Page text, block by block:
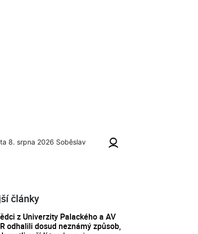
8. srpna 2026 Soběslav
články
z Univerzity Palackého a AV
odhalili dosud neznámý způsob,